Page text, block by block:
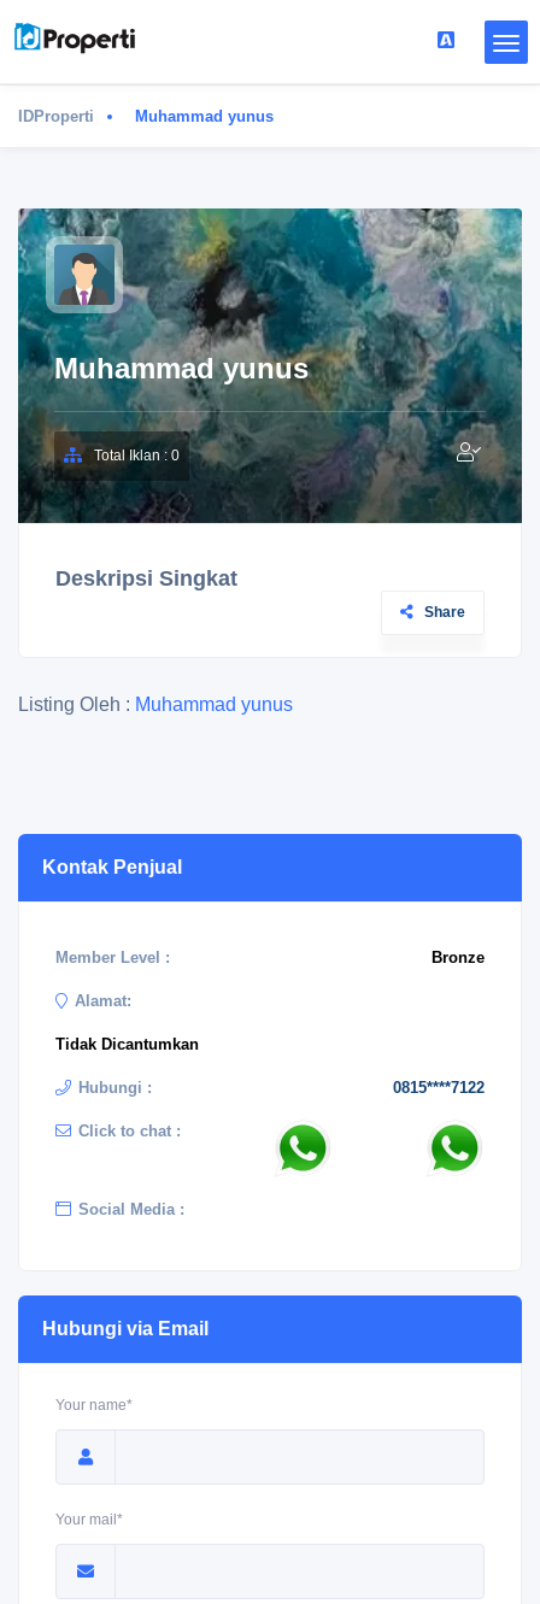
IDProperti Muhammad yunus
Muhammad yunus
Total Iklan : 0
Deskripsi Singkat
Share
Listing Oleh : Muhammad yunus
Kontak Penjual
Member Level : Bronze
Alamat:
Tidak Dicantumkan
Hubungi : 0815****7122
Click to chat :
Social Media :
Hubungi via Email
Your name*
Your mail*